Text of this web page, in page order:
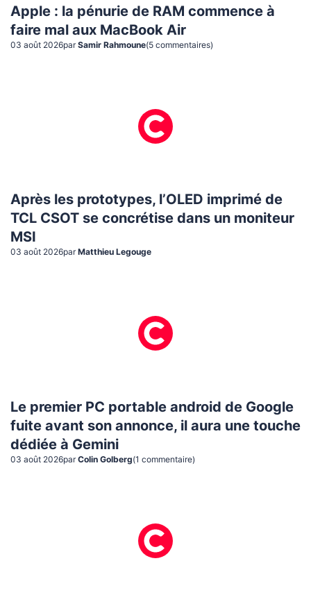
Apple : la pénurie de RAM commence à
faire mal aux MacBook Air
03 août 2026par Samir Rahmoune(5 commentaires)
Après les prototypes, l’OLED imprimé de
TCL CSOT se concrétise dans un moniteur
MSI
03 août 2026par Matthieu Legouge
Le premier PC portable android de Google
fuite avant son annonce, il aura une touche
dédiée à Gemini
03 août 2026par Colin Golberg(1 commentaire)